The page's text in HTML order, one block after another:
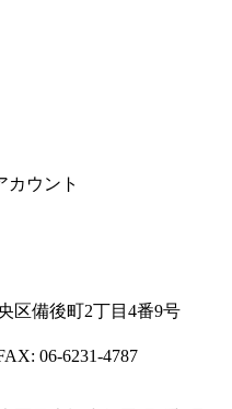
カウント
区備後町2丁目4番9号
06-6231-4787